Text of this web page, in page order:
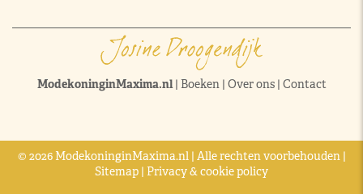
ModekoninginMaxima.nl| Boeken| Over ons| Contact
© 2026 ModekoninginMaxima.nl | Alle rechten voorbehouden |
Sitemap | Privacy & cookie policy